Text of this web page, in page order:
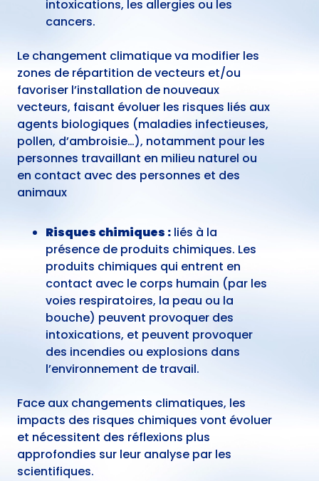
intoxications, les allergies ou les
cancers.
Le changement climatique va modifier les
zones de répartition de vecteurs et/ou
favoriser l’installation de nouveaux
vecteurs, faisant évoluer les risques liés aux
agents biologiques (maladies infectieuses,
pollen, d’ambroisie…), notamment pour les
personnes travaillant en milieu naturel ou
en contact avec des personnes et des
animaux
Risques chimiques : liés à la
présence de produits chimiques. Les
produits chimiques qui entrent en
contact avec le corps humain (par les
voies respiratoires, la peau ou la
bouche) peuvent provoquer des
intoxications, et peuvent provoquer
des incendies ou explosions dans
l’environnement de travail.
Face aux changements climatiques, les
impacts des risques chimiques vont évoluer
et nécessitent des réflexions plus
approfondies sur leur analyse par les
scientifiques.